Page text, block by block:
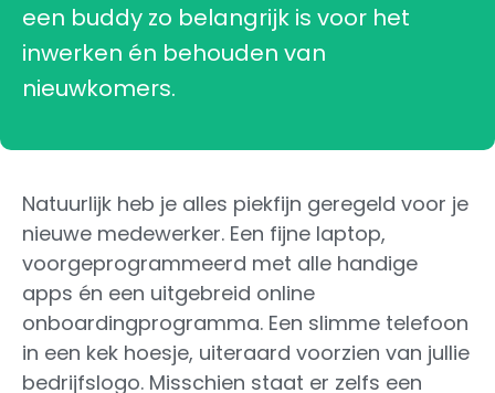
een buddy zo belangrijk is voor het
inwerken én behouden van
nieuwkomers.
Natuurlijk heb je alles piekfijn geregeld voor je
nieuwe medewerker. Een fijne laptop,
voorgeprogrammeerd met alle handige
apps én een uitgebreid online
onboardingprogramma. Een slimme telefoon
in een kek hoesje, uiteraard voorzien van jullie
bedrijfslogo. Misschien staat er zelfs een